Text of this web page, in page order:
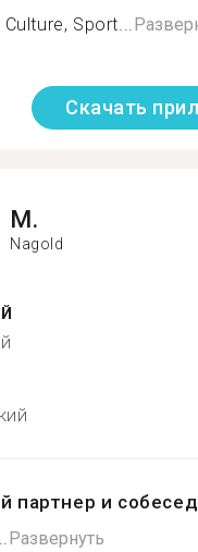
Sport...
Скачать
M.
Nagold
партнер и
Развернуть